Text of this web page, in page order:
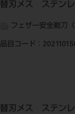
替刃メス ステン
フェザー安全剃刀（
品目コード ：
替刃メス ステン